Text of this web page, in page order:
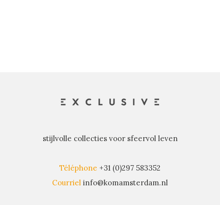
stijlvolle collecties voor sfeervol leven
Téléphone +31 (0)297 583352
Courriel info@komamsterdam.nl